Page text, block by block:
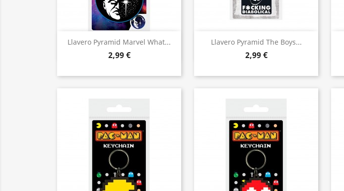
Llavero Pyramid Marvel What...
2,99 €
Vista rápida Llavero Pyramid The Boys...
2,99 €
Vista rápida